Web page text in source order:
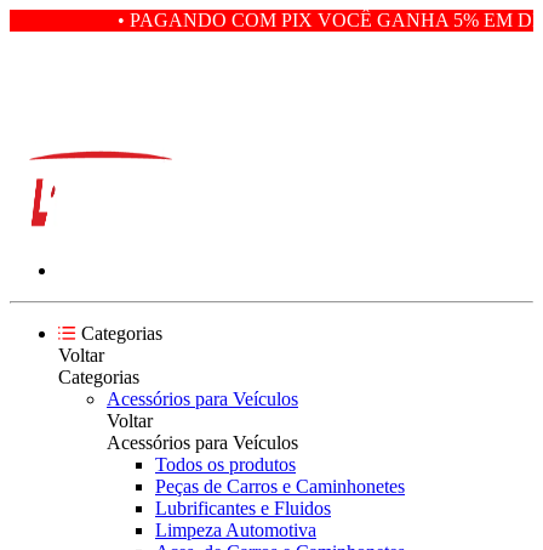
• PAGANDO COM PIX VOCÊ GANHA 5% EM
Categorias
Voltar
Categorias
Acessórios para Veículos
Voltar
Acessórios para Veículos
Todos os produtos
Peças de Carros e Caminhonetes
Lubrificantes e Fluidos
Limpeza Automotiva